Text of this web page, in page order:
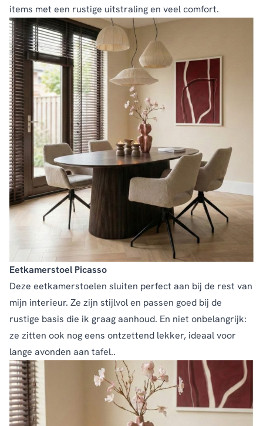
items met een rustige uitstraling en veel comfort.
Eetkamerstoel Picasso
Deze eetkamerstoelen sluiten perfect aan bij de rest van
mijn interieur. Ze zijn stijlvol en passen goed bij de
rustige basis die ik graag aanhoud. En niet onbelangrijk:
ze zitten ook nog eens ontzettend lekker, ideaal voor
lange avonden aan tafel..